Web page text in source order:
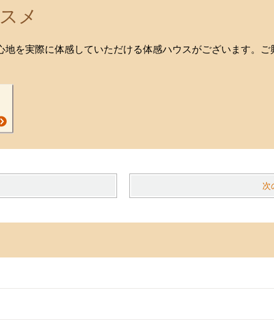
メ
を実際に体感していただける体感ハウスがございます。ご
次